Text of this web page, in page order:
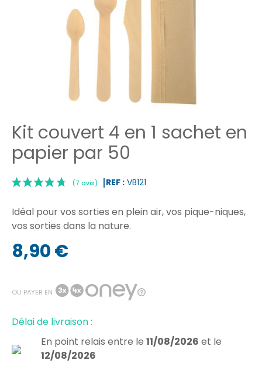
Kit couvert 4 en 1 sachet en
papier par 50
REF : VB121
Idéal pour vos sorties en plein air, vos pique-niques,
vos sorties dans la nature.
8,90 €
OU PAYER EN
Délai de livraison :
En point relais entre le 11/08/2026 et le
12/08/2026